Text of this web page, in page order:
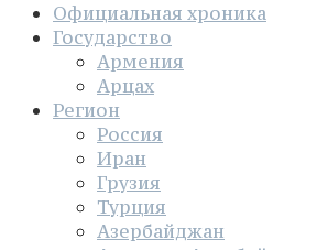
Официальная хроника
Государство
Армения
Арцах
Регион
Россия
Иран
Грузия
Турция
Азербайджан